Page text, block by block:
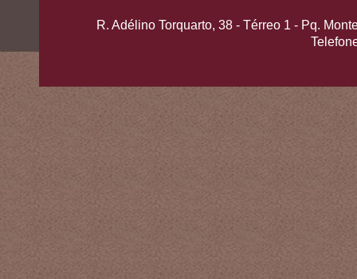
R. Adélino Torquarto, 38 - Térreo 1 - Pq.